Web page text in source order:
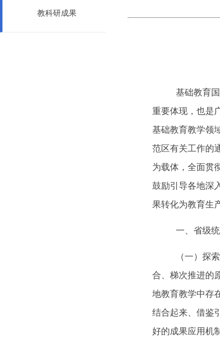
教科研成果
基础教育国
重要体现，也是
基础教育教学领
范区有关工作的
为载体，全面贯
鼓励引导各地深
果转化为教育生
一、省级统
（一）探索
合、梯次推进的
地教育教学中存
结合起来、借鉴
好的成果应用机